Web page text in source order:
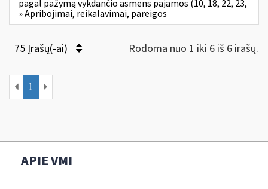
pagal pažymą vykdančio asmens pajamos (10, 18, 22, 23,
» Apribojimai, reikalavimai, pareigos
75 Įrašų(-ai) Rodoma nuo 1 iki 6 iš 6 irašų.
1
APIE VMI